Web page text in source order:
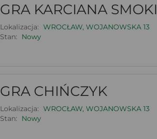
GRA KARCIANA SMOKI
Lokalizacja: WROCŁAW, WOJANOWSKA 13
Stan:
Nowy
GRA CHIŃCZYK
Lokalizacja: WROCŁAW, WOJANOWSKA 13
Stan:
Nowy